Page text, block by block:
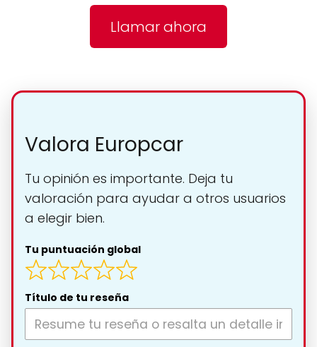
Llamar ahora
Valora Europcar
Tu opinión es importante. Deja tu
valoración para ayudar a otros usuarios
a elegir bien.
Tu puntuación global
Título de tu reseña